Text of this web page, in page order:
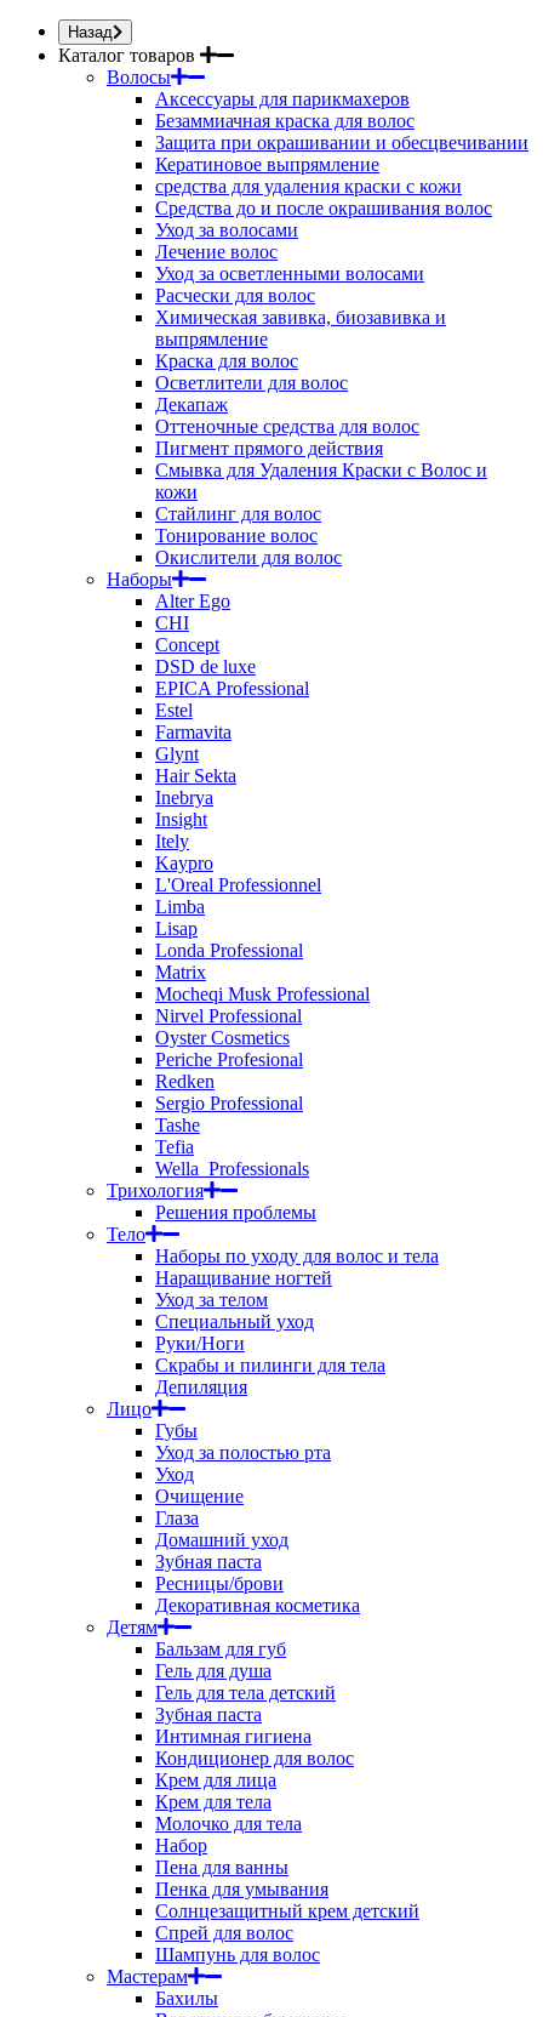
Назад
Каталог товаров
Волосы
Аксессуары для парикмахеров
Безаммиачная краска для волос
Защита при окрашивании и обесцвечивании
Кератиновое выпрямление
средства для удаления краски с кожи
Средства до и после окрашивания волос
Уход за волосами
Лечение волос
Уход за осветленными волосами
Расчески для волос
Химическая завивка, биозавивка и
выпрямление
Краска для волос
Осветлители для волос
Декапаж
Оттеночные средства для волос
Пигмент прямого действия
Смывка для Удаления Краски с Волос и
кожи
Стайлинг для волос
Тонирование волос
Окислители для волос
Наборы
Alter Ego
CHI
Concept
DSD de luxe
EPICA Professional
Estel
Farmavita
Glynt
Hair Sekta
Inebrya
Insight
Itely
Kaypro
L'Oreal Professionnel
Limba
Lisap
Londa Professional
Matrix
Mocheqi Musk Professional
Nirvel Professional
Oyster Cosmetics
Periche Profesional
Redken
Sergio Professional
Tashe
Tefia
Wella_Professionals
Трихология
Решения проблемы
Тело
Наборы по уходу для волос и тела
Наращивание ногтей
Уход за телом
Специальный уход
Руки/Ноги
Скрабы и пилинги для тела
Депиляция
Лицо
Губы
Уход за полостью рта
Уход
Очищение
Глаза
Домашний уход
Зубная паста
Ресницы/брови
Декоративная косметика
Детям
Бальзам для губ
Гель для душа
Гель для тела детский
Зубная паста
Интимная гигиена
Кондиционер для волос
Крем для лица
Крем для тела
Молочко для тела
Набор
Пена для ванны
Пенка для умывания
Солнцезащитный крем детский
Спрей для волос
Шампунь для волос
Мастерам
Бахилы